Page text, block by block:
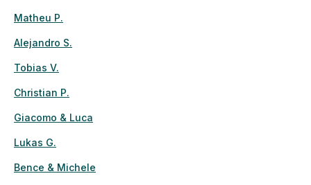
Matheu P.
Alejandro S.
Tobias V.
Christian P.
Giacomo & Luca
Lukas G.
Bence & Michele